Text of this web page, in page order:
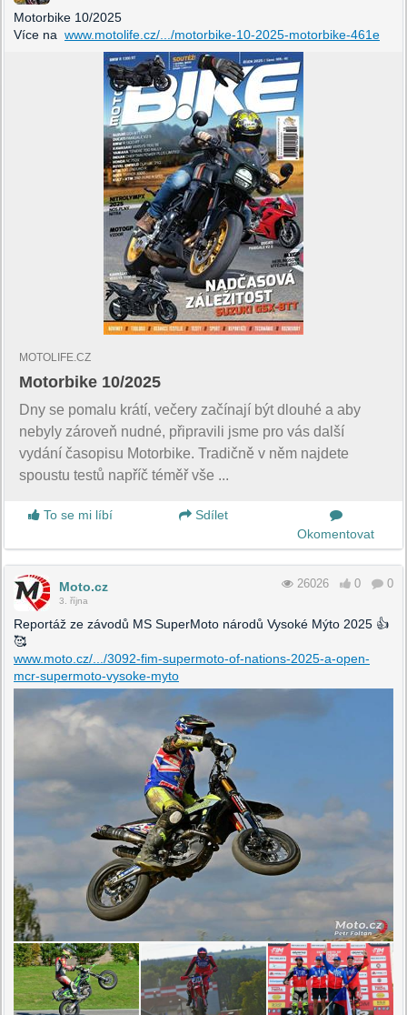
Motorbike 10/2025
Více na www.motolife.cz/.../motorbike-10-2025-motorbike-461e
MOTOLIFE.CZ
Motorbike 10/2025
Dny se pomalu krátí, večery začínají být dlouhé a aby
nebyly zároveň nudné, připravili jsme pro vás další
vydání časopisu Motorbike. Tradičně v něm najdete
spoustu testů napříč téměř vše ...
To se mi líbí
Sdílet
Okomentovat
Moto.cz
3. října
26026 0 0
Reportáž ze závodů MS SuperMoto národů Vysoké Mýto 2025 👍
🥰
www.moto.cz/.../3092-fim-supermoto-of-nations-2025-a-open-
mcr-supermoto-vysoke-myto